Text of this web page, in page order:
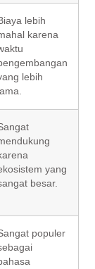
lebih
karena
lebih
yang
besar.
populer